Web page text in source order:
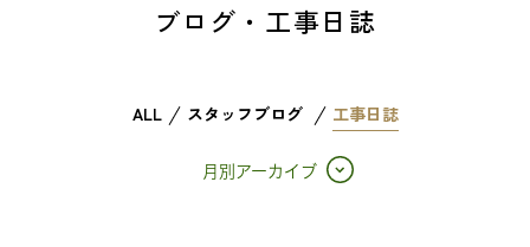
ブログ・工事日誌
ALL スタッフブログ 工事日誌
月別アーカイブ